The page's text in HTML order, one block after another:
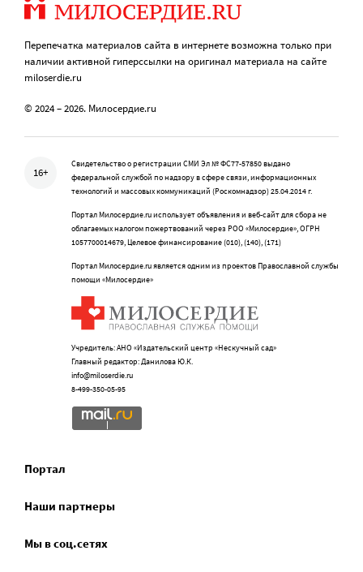
Перепечатка материалов сайта в интернете возможна только при
наличии активной гиперссылки на оригинал материала на сайте
miloserdie.ru
© 2024 – 2026. Милосердие.ru
16+
Свидетельство о регистрации СМИ Эл № ФС77-57850 выдано
федеральной службой по надзору в сфере связи, информационных
технологий и массовых коммуникаций (Роскомнадзор) 25.04.2014 г.
Портал Милосердие.ru использует объявления и веб-сайт для сбора не
облагаемых налогом пожертвований через РОО «Милосердие», ОГРН
1057700014679, Целевое финансирование (010), (140), (171)
Портал Милосердие.ru является одним из проектов Православной службы
помощи «Милосердие»
Учредитель: АНО «Издательский центр «Нескучный сад»
Главный редактор: Данилова Ю.К.
info@miloserdie.ru
8-499-350-05-95
Портал
Наши партнеры
Мы в соц.сетях